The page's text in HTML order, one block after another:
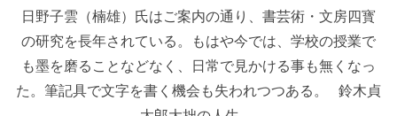
日野子雲（楠雄）氏はご案内の通り、書芸術・文房四寳
の研究を長年されている。もはや今では、学校の授業で
も墨を磨ることなどなく、日常で見かける事も無くなっ
た。筆記具で文字を書く機会も失われつつある。 鈴木貞